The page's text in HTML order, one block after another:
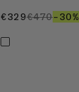
€329€329
€470€470
–30%